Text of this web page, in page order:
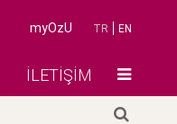
TR EN
myOzU
İLETİŞİM